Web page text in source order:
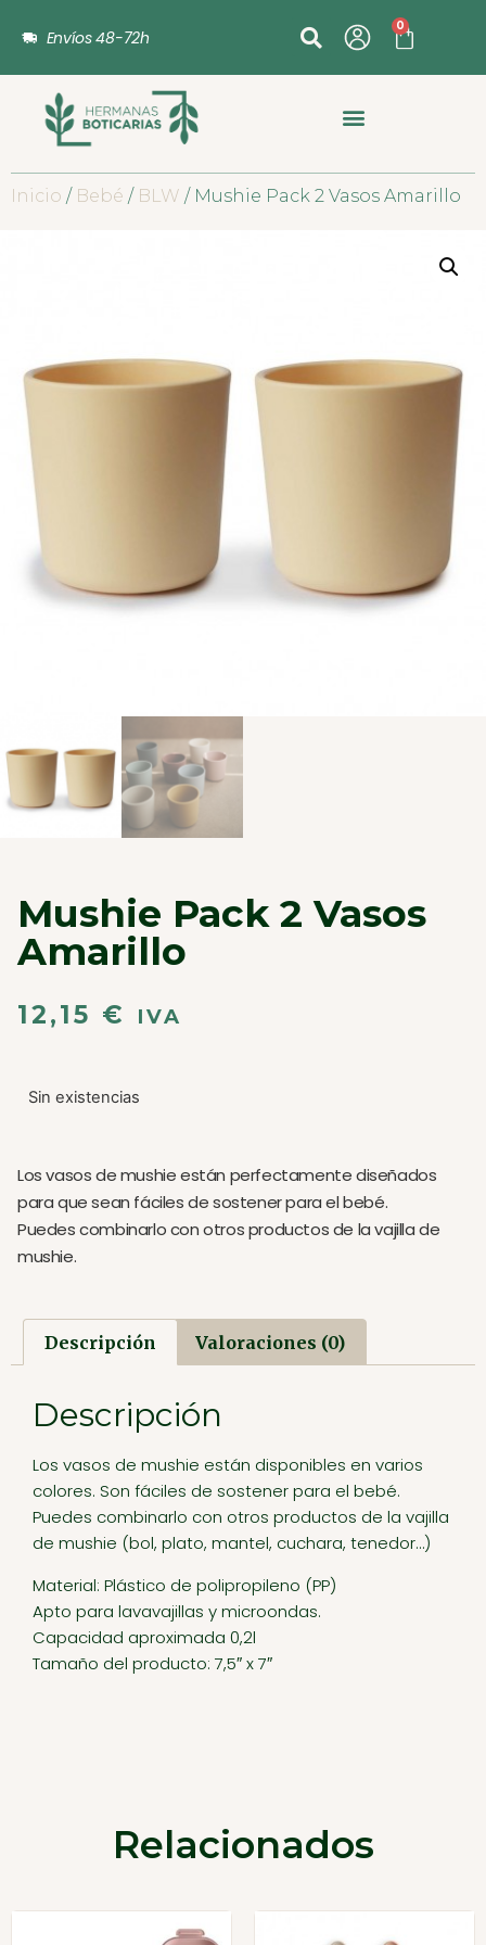
Envíos 48-72h
0
Inicio / Bebé / BLW / Mushie Pack 2 Vasos Amarillo
Mushie Pack 2 Vasos
Amarillo
12,15 € IVA
Sin existencias
Los vasos de mushie están perfectamente diseñados
para que sean fáciles de sostener para el bebé.
Puedes combinarlo con otros productos de la vajilla de
mushie.
Descripción Valoraciones (0)
Descripción
Los vasos de mushie están disponibles en varios
colores. Son fáciles de sostener para el bebé.
Puedes combinarlo con otros productos de la vajilla
de mushie (bol, plato, mantel, cuchara, tenedor…)
Material: Plástico de polipropileno (PP)
Apto para lavavajillas y microondas.
Capacidad aproximada 0,2l
Tamaño del producto: 7,5″ x 7″
Relacionados